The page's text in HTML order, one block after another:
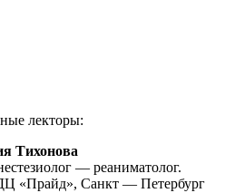
лекторы:
Тихонова
— реаниматолог.
«Прайд», Санкт — Петербург